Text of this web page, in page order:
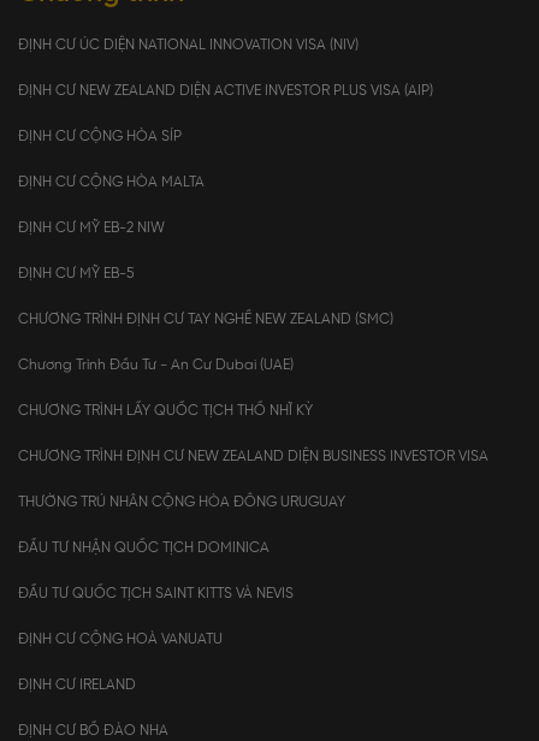
ĐỊNH CƯ ÚC DIỆN NATIONAL INNOVATION VISA (NIV)
ĐỊNH CƯ NEW ZEALAND DIỆN ACTIVE INVESTOR PLUS VISA (AIP)
ĐỊNH CƯ CỘNG HÒA SÍP
ĐỊNH CƯ CỘNG HÒA MALTA
ĐỊNH CƯ MỸ EB-2 NIW
ĐỊNH CƯ MỸ EB-5
CHƯƠNG TRÌNH ĐỊNH CƯ TAY NGHỀ NEW ZEALAND (SMC)
Chương Trình Đầu Tư - An Cư Dubai (UAE)
CHƯƠNG TRÌNH LẤY QUỐC TỊCH THỔ NHĨ KỲ
CHƯƠNG TRÌNH ĐỊNH CƯ NEW ZEALAND DIỆN BUSINESS INVESTOR VISA
THƯỜNG TRÚ NHÂN CỘNG HÒA ĐÔNG URUGUAY
ĐẦU TƯ NHẬN QUỐC TỊCH DOMINICA
ĐẦU TƯ QUỐC TỊCH SAINT KITTS VÀ NEVIS
ĐỊNH CƯ CỘNG HOÀ VANUATU
ĐỊNH CƯ IRELAND
ĐỊNH CƯ BỒ ĐÀO NHA